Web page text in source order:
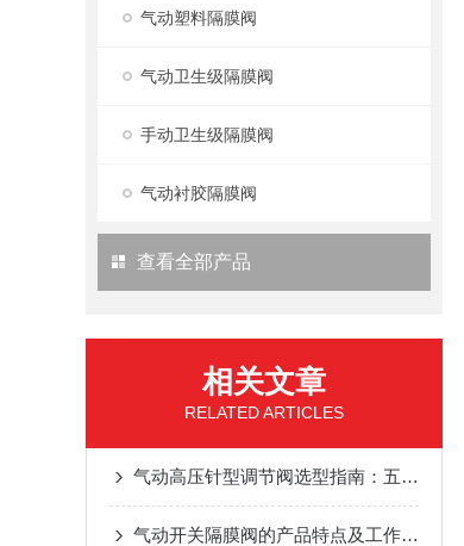
气动塑料隔膜阀
气动卫生级隔膜阀
手动卫生级隔膜阀
气动衬胶隔膜阀
查看全部产品
相关文章
RELATED ARTICLES
气动高压针型调节阀​选型指南：五大关键因素助您精准选配
气动开关隔膜阀的产品特点及工作原理